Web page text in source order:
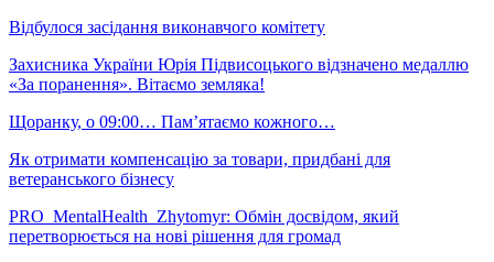
Відбулося засідання виконавчого комітету
Захисника України Юрія Підвисоцького відзначено медаллю
«За поранення». Вітаємо земляка!
Щоранку, о 09:00… Пам’ятаємо кожного…
Як отримати компенсацію за товари, придбані для
ветеранського бізнесу
PRO_MentalHealth_Zhytomyr: Обмін досвідом, який
перетворюється на нові рішення для громад